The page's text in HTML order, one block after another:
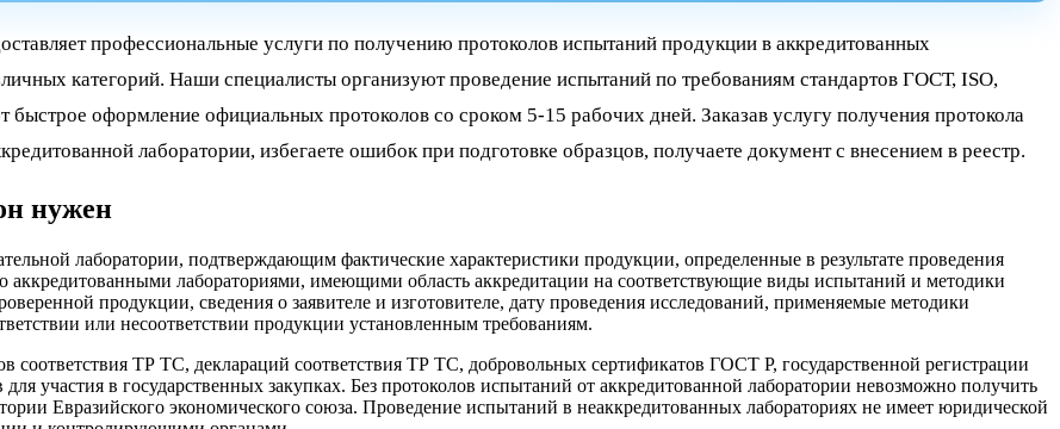
профессиональные услуги по получению протоколов испытаний продукции в аккредитованных
категорий. Наши специалисты организуют проведение испытаний по требованиям стандартов ГОСТ, ISO,
оформление официальных протоколов со сроком 5-15 рабочих дней. Заказав услугу получения протокола
лаборатории, избегаете ошибок при подготовке образцов, получаете документ с внесением в реестр.
нужен
лаборатории, подтверждающим фактические характеристики продукции, определенные в результате проведения
аккредитованными лабораториями, имеющими область аккредитации на соответствующие виды испытаний и методики
продукции, сведения о заявителе и изготовителе, дату проведения исследований, применяемые методики
или несоответствии продукции установленным требованиям.
ТР ТС, деклараций соответствия ТР ТС, добровольных сертификатов ГОСТ Р, государственной регистрации
участия в государственных закупках. Без протоколов испытаний от аккредитованной лаборатории невозможно получить
Евразийского экономического союза. Проведение испытаний в неаккредитованных лабораториях не имеет юридической